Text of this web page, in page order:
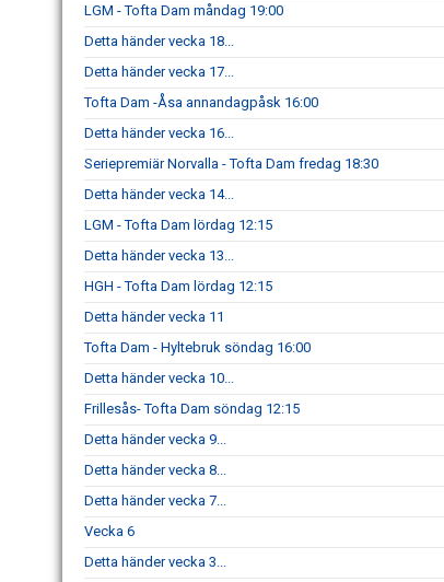
LGM - Tofta Dam måndag 19:00
Detta händer vecka 18...
Detta händer vecka 17...
Tofta Dam -Åsa annandagpåsk 16:00
Detta händer vecka 16...
Seriepremiär Norvalla - Tofta Dam fredag 18:30
Detta händer vecka 14...
LGM - Tofta Dam lördag 12:15
Detta händer vecka 13...
HGH - Tofta Dam lördag 12:15
Detta händer vecka 11
Tofta Dam - Hyltebruk söndag 16:00
Detta händer vecka 10...
Frillesås- Tofta Dam söndag 12:15
Detta händer vecka 9...
Detta händer vecka 8...
Detta händer vecka 7...
Vecka 6
Detta händer vecka 3...